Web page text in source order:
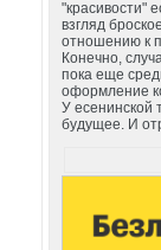
"красивости"
взгляд
отношению к
Конечно,
пока еще
оформление
У есенинской
будущее. И